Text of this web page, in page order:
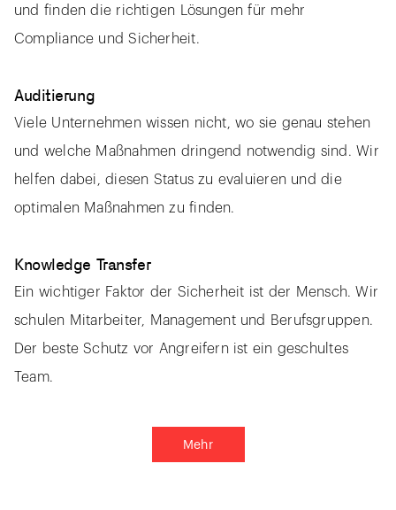
und finden die richtigen Lösungen für mehr
Compliance und Sicherheit.
Auditierung
Viele Unternehmen wissen nicht, wo sie genau stehen
und welche Maßnahmen dringend notwendig sind. Wir
helfen dabei, diesen Status zu evaluieren und die
optimalen Maßnahmen zu finden.
Knowledge Transfer
Ein wichtiger Faktor der Sicherheit ist der Mensch. Wir
schulen Mitarbeiter, Management und Berufsgruppen.
Der beste Schutz vor Angreifern ist ein geschultes
Team.
Mehr